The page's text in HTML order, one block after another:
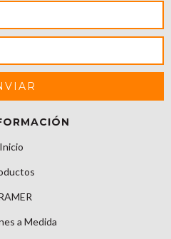
Inicio
a Medida